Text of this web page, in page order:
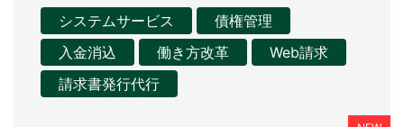
システムサービス
債権管理
入金消込
働き方改革
Web請求
請求書発行代行